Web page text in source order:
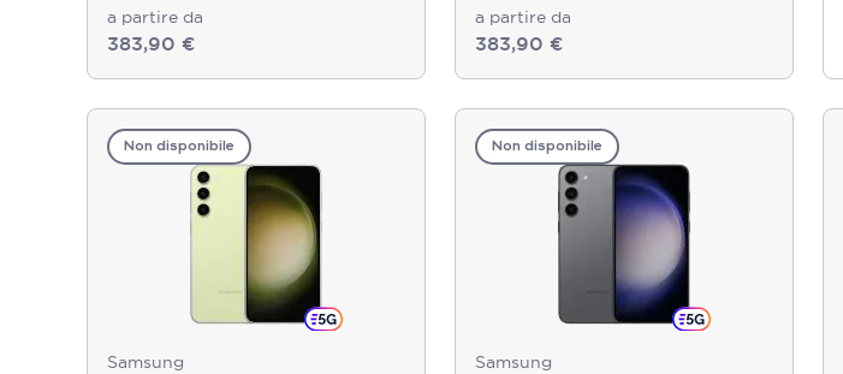
a partire da
383,90 €
a partire da
383,90 €
Non disponibile
Samsung
Non disponibile
Samsung